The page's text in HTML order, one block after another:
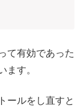
て有効であった
ます。
ールをし直すと